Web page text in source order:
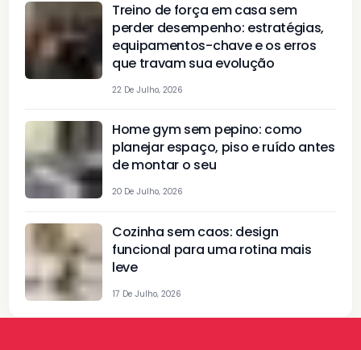
Treino de força em casa sem
perder desempenho: estratégias,
equipamentos-chave e os erros
que travam sua evolução
22 De Julho, 2026
Home gym sem pepino: como
planejar espaço, piso e ruído antes
de montar o seu
20 De Julho, 2026
Cozinha sem caos: design
funcional para uma rotina mais
leve
17 De Julho, 2026